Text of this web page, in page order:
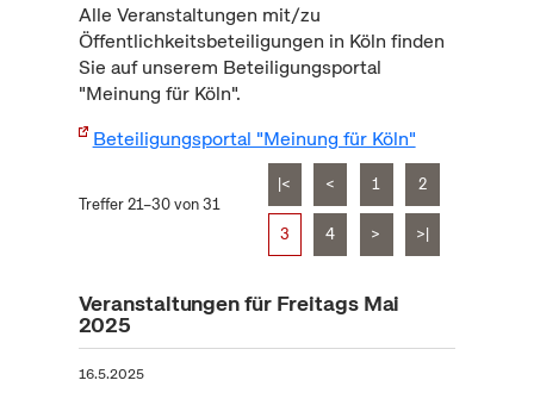
Alle Veranstaltungen mit/zu
Öffentlichkeitsbeteiligungen in Köln finden
Sie auf unserem Beteiligungsportal
"Meinung für Köln".
Beteiligungsportal "Meinung für Köln"
Treffer 21–30 von 31
|< < 1 2
3 4 > >|
Veranstaltungen für Freitags Mai
2025
16.5.2025